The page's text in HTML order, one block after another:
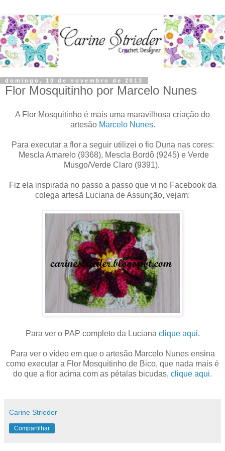
domingo, 10 de novembro de 2013
Flor Mosquitinho por Marcelo Nunes
A Flor Mosquitinho é mais uma maravilhosa criação do
artesão Marcelo Nunes.
Para executar a flor a seguir utilizei o fio Duna nas cores:
Mescla Amarelo (9368), Mescla Bordô (9245) e Verde
Musgo/Verde Claro (9391).
Fiz ela inspirada no passo a passo que vi no Facebook da
colega artesã Luciana de Assunção, vejam:
Para ver o PAP completo da Luciana clique aqui.
Para ver o vídeo em que o artesão Marcelo Nunes ensina
como executar a Flor Mosquitinho de Bico, que nada mais é
do que a flor acima com as pétalas bicudas, clique aqui.
Carine Strieder
Compartilhar